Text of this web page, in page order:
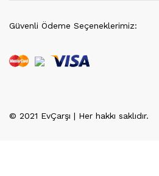
© 2021 EvÇarşı | Her hakkı saklıdır.
Güvenli Ödeme Seçeneklerimiz: